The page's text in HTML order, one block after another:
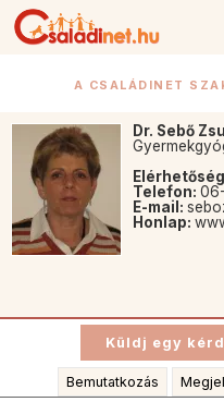
A CSALÁDINET
Dr. Sebő
Telefon:
E-mail:
Honlap:
Bemutatkozás